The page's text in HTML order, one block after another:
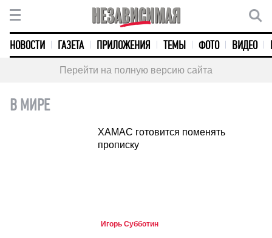
НОВОСТИ ГАЗЕТА ПРИЛОЖЕНИЯ ТЕМЫ ФОТО ВИДЕО
Перейти на полную версию сайта
В МИРЕ
ХАМАС готовится поменять
прописку
Игорь Субботин